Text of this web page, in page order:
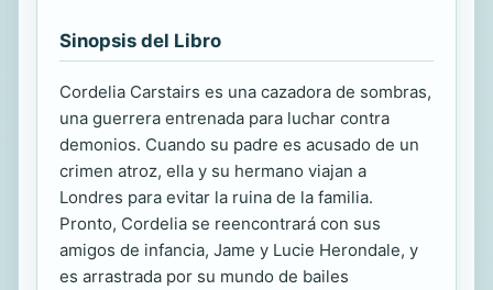
Sinopsis del Libro
Cordelia Carstairs es una cazadora de sombras,
una guerrera entrenada para luchar contra
demonios. Cuando su padre es acusado de un
crimen atroz, ella y su hermano viajan a
Londres para evitar la ruina de la familia.
Pronto, Cordelia se reencontrará con sus
amigos de infancia, Jame y Lucie Herondale, y
es arrastrada por su mundo de bailes